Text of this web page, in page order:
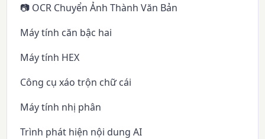
📷 OCR Chuyển Ảnh Thành Văn Bản
Máy tính căn bậc hai
Máy tính HEX
Công cụ xáo trộn chữ cái
Máy tính nhị phân
Trình phát hiện nội dung AI